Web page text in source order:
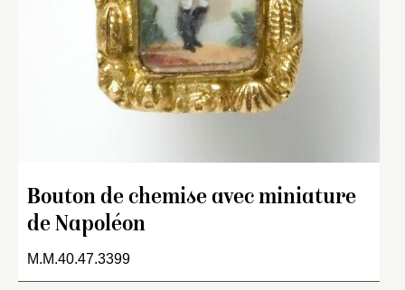
Bouton de chemise avec miniature
de Napoléon
M.M.40.47.3399